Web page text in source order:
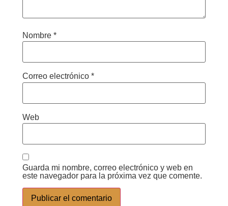
Nombre *
Correo electrónico *
Web
Guarda mi nombre, correo electrónico y web en
este navegador para la próxima vez que comente.